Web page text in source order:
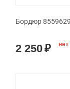
Бордюр
2 250₽